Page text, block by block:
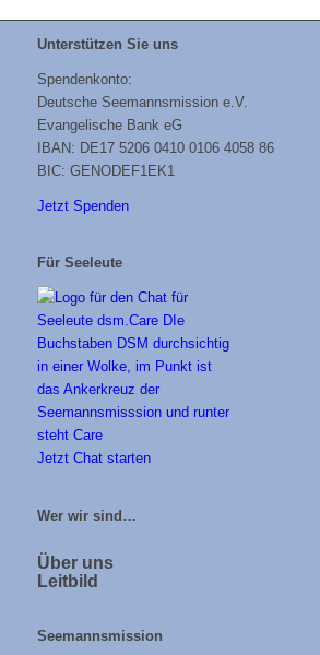
Unterstützen Sie uns
Spendenkonto:
Deutsche Seemannsmission e.V.
Evangelische Bank eG
IBAN: DE17 5206 0410 0106 4058 86
BIC: GENODEF1EK1
Jetzt Spenden
Für Seeleute
Jetzt Chat starten
Wer wir sind…
Über uns
Leitbild
Seemannsmission